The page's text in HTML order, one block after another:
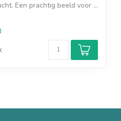
Een prachtig beeld voor ...